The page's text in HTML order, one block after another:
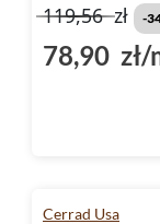
119,56zł -
78,90 zł/
Cerrad Usa